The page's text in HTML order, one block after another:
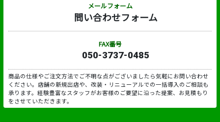
メールフォーム
問い合わせフォーム
FAX番号
050-3737-0485
商品の仕様やご注文方法でご不明な点がございましたら気軽にお問い合わせ
ください。店舗の新規出店や、改装・リニューアルでの一括導入のご相談も
承ります。経験豊富なスタッフがお客様のご要望に沿った提案、お見積もり
をさせていただきます。